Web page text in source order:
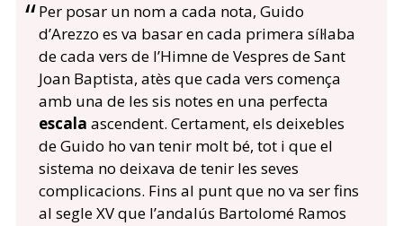
Per posar un nom a cada nota, Guido
d’Arezzo es va basar en cada primera síl·laba
de cada vers de l’Himne de Vespres de Sant
Joan Baptista, atès que cada vers comença
amb una de les sis notes en una perfecta
escala ascendent. Certament, els deixebles
de Guido ho van tenir molt bé, tot i que el
sistema no deixava de tenir les seves
complicacions. Fins al punt que no va ser fins
al segle XV que l’andalús Bartolomé Ramos